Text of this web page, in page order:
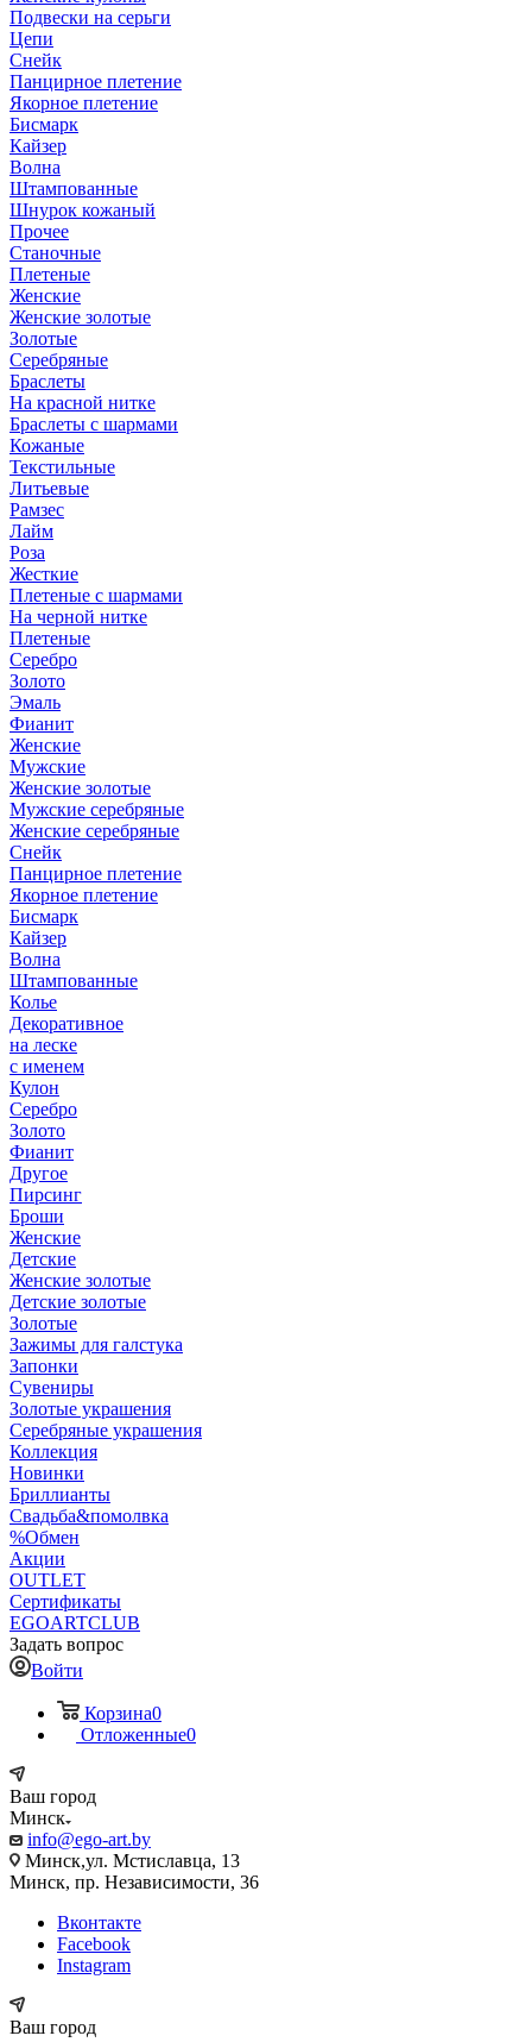
Подвески на серьги
Цепи
Снейк
Панцирное плетение
Якорное плетение
Бисмарк
Кайзер
Волна
Штампованные
Шнурок кожаный
Прочее
Станочные
Плетеные
Женские
Женские золотые
Золотые
Серебряные
Браслеты
На красной нитке
Браслеты с шармами
Кожаные
Текстильные
Литьевые
Рамзес
Лайм
Роза
Жесткие
Плетеные с шармами
На черной нитке
Плетеные
Серебро
Золото
Эмаль
Фианит
Женские
Мужские
Женские золотые
Мужские серебряные
Женские серебряные
Снейк
Панцирное плетение
Якорное плетение
Бисмарк
Кайзер
Волна
Штампованные
Колье
Декоративное
на леске
с именем
Кулон
Серебро
Золото
Фианит
Другое
Пирсинг
Броши
Женские
Детские
Женские золотые
Детские золотые
Золотые
Зажимы для галстука
Запонки
Сувениры
Золотые украшения
Серебряные украшения
Коллекция
Новинки
Бриллианты
Свадьба&помолвка
%Обмен
Акции
OUTLET
Сертификаты
EGOARTCLUB
Задать вопрос
Войти
Корзина0
Отложенные0
Ваш город
Минск
info@ego-art.by
Минск,ул. Мстиславца, 13
Минск, пр. Независимости, 36
Вконтакте
Facebook
Instagram
Ваш город